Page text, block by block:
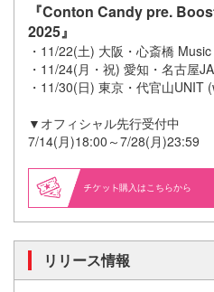
『Conton Candy pre.
2025』
・11/22(土) 大阪・心斎橋
・11/24(月・祝) 愛知・名古屋
・11/30(日) 東京・代官山UNIT
▼オフィシャル先行受付中
7/14(月)18:00～7/28(月)23:59
購入はこちらから
リリース情報